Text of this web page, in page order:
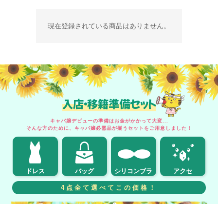
現在登録されている商品はありません。
入店・移籍準備セット
キャバ嬢デビューの準備はお金がかかって大変...
そんな方のために、キャバ嬢必需品が揃うセットをご用意しました！
ドレス バッグ シリコンブラ アクセ
4点全て選べてこの価格！